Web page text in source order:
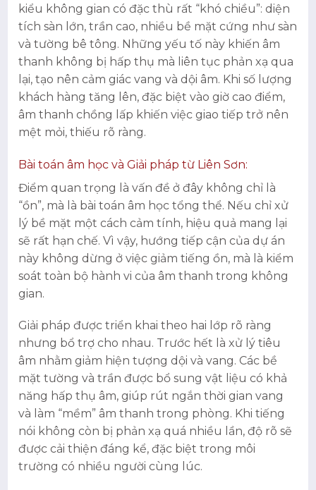
kiểu không gian có đặc thù rất “khó chiều”: diện
tích sàn lớn, trần cao, nhiều bề mặt cứng như sàn
và tường bê tông. Những yếu tố này khiến âm
thanh không bị hấp thụ mà liên tục phản xạ qua
lại, tạo nên cảm giác vang và dội âm. Khi số lượng
khách hàng tăng lên, đặc biệt vào giờ cao điểm,
âm thanh chồng lấp khiến việc giao tiếp trở nên
mệt mỏi, thiếu rõ ràng.
Bài toán âm học và Giải pháp từ Liên Sơn:
Điểm quan trọng là vấn đề ở đây không chỉ là
“ồn”, mà là bài toán âm học tổng thể. Nếu chỉ xử
lý bề mặt một cách cảm tính, hiệu quả mang lại
sẽ rất hạn chế. Vì vậy, hướng tiếp cận của dự án
này không dừng ở việc giảm tiếng ồn, mà là kiểm
soát toàn bộ hành vi của âm thanh trong không
gian.
Giải pháp được triển khai theo hai lớp rõ ràng
nhưng bổ trợ cho nhau. Trước hết là xử lý tiêu
âm nhằm giảm hiện tượng dội và vang. Các bề
mặt tường và trần được bổ sung vật liệu có khả
năng hấp thụ âm, giúp rút ngắn thời gian vang
và làm “mềm” âm thanh trong phòng. Khi tiếng
nói không còn bị phản xạ quá nhiều lần, độ rõ sẽ
được cải thiện đáng kể, đặc biệt trong môi
trường có nhiều người cùng lúc.